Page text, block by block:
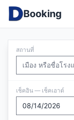
Booking
สถานที่
เช็คอิน — เช็คเอาต์